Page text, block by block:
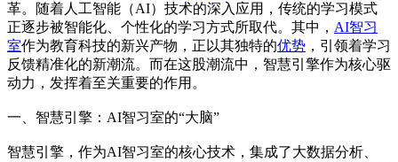
革。随着人工智能（AI）技术的深入应用，传统的学习模式
正逐步被智能化、个性化的学习方式所取代。其中， AI智习
室作为教育科技的新兴产物，正以其独特的优势 ，引领着学习
反馈精准化的新潮流。而在这股潮流中，智慧引擎作为核心驱
动力，发挥着至关重要的作用。
一、智慧引擎：AI智习室的“大脑”
智慧引擎，作为AI智习室的核心技术，集成了大数据分析、